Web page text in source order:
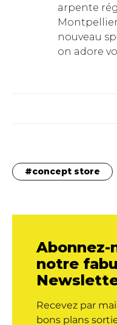
arpente
nouveau
on adore
concept store
Abonnez-
notre
Recevez par
bons plans